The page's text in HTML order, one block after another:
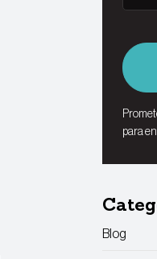
para
Blog